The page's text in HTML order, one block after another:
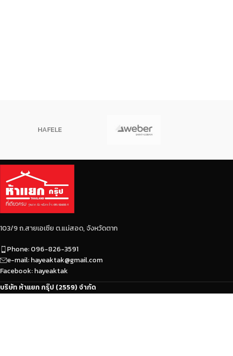
HAFELE
103/9 ถ.สายเอเซีย ต.แม่สอด, จังหวัดตาก
Phone: 096-826-3591
e-mail: hayeaktak@gmail.com
Facebook: hayeaktak
บริษัท ห้าแยก กรุ๊ป (2559) จำกัด